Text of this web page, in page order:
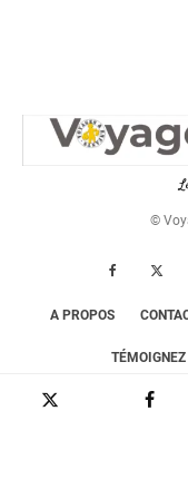
©
A PROPOS
TÉMOIGNEZ